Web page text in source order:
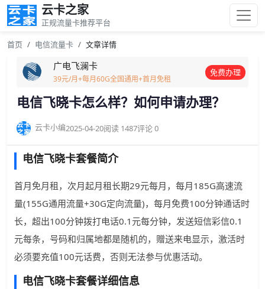
云卡之家
正规流量卡推荐平台
首页 电信流量卡 文章详情
广电飞澜卡
39元/月+每月60G全国通用+首月免租
免费办理
电信飞晓卡怎么样？如何申请办理？
云卡小编2025-04-20阅读 1487评论 0
电信飞晓卡套餐简介
首月免月租，次月起月租长期29元每月，每月185G高速流
量(155G通用流量+30G定向流量)，每月免费100分钟通话时
长，超出100分钟拨打电话0.1元每分钟，发送短信彩信0.1
元每条，号码和归属地都是随机的，赠送来电显示，激活时
必须要充值100元话费，否则无法参与优惠活动。
电信飞晓卡套餐详细信息